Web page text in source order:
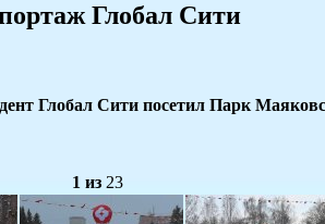
Глобал Сити
Глобал Сити посетил Парк
1 из 23